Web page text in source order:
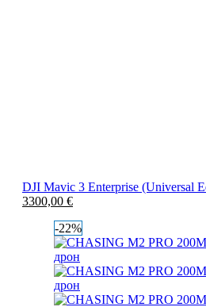
DJI Mavic 3 Enterprise (Universal
3300,00 €
-22%